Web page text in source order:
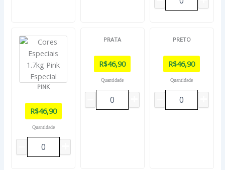
PINK
R$46,90
Quantidade
PRATA
R$46,90
Quantidade
PRETO
R$46,90
Quantidade